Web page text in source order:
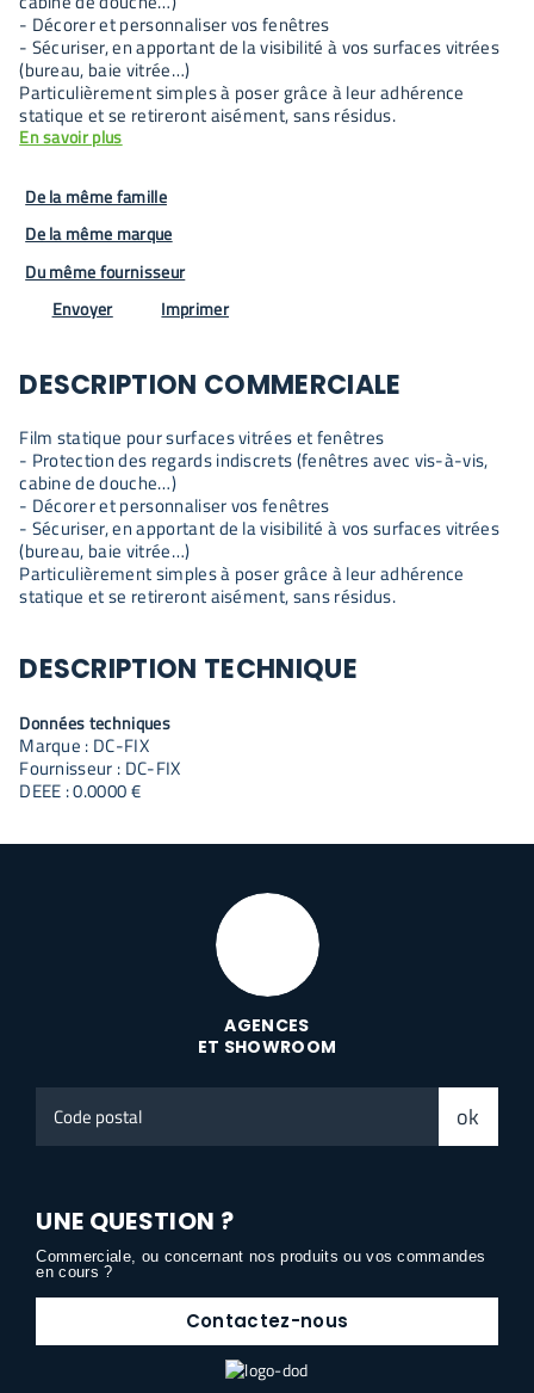
- Décorer et personnaliser vos fenêtres
- Sécuriser, en apportant de la visibilité à vos surfaces vitrées
(bureau, baie vitrée…)
Particulièrement simples à poser grâce à leur adhérence
statique et se retireront aisément, sans résidus.
En savoir plus
De la même famille
De la même marque
Du même fournisseur
Envoyer
Imprimer
DESCRIPTION COMMERCIALE
Film statique pour surfaces vitrées et fenêtres
- Protection des regards indiscrets (fenêtres avec vis-à-vis,
cabine de douche…)
- Décorer et personnaliser vos fenêtres
- Sécuriser, en apportant de la visibilité à vos surfaces vitrées
(bureau, baie vitrée…)
Particulièrement simples à poser grâce à leur adhérence
statique et se retireront aisément, sans résidus.
DESCRIPTION TECHNIQUE
Données techniques
Marque : DC-FIX
Fournisseur : DC-FIX
DEEE : 0.0000 €
AGENCES
ET SHOWROOM
postal
ok
UNE QUESTION ?
Commerciale, ou concernant nos produits ou vos commandes
en cours ?
Contactez-nous